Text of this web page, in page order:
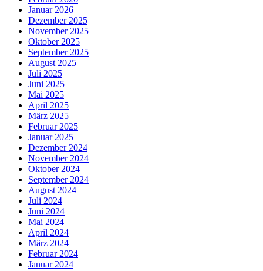
Januar 2026
Dezember 2025
November 2025
Oktober 2025
September 2025
August 2025
Juli 2025
Juni 2025
Mai 2025
April 2025
März 2025
Februar 2025
Januar 2025
Dezember 2024
November 2024
Oktober 2024
September 2024
August 2024
Juli 2024
Juni 2024
Mai 2024
April 2024
März 2024
Februar 2024
Januar 2024